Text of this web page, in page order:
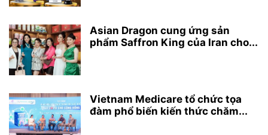
Asian Dragon cung ứng sản
phẩm Saffron King của Iran cho...
Vietnam Medicare tổ chức tọa
đàm phổ biến kiến thức chăm...